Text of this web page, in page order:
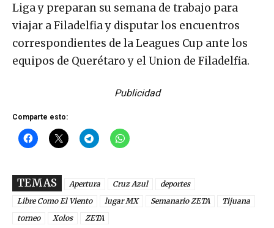
Liga y preparan su semana de trabajo para
viajar a Filadelfia y disputar los encuentros
correspondientes de la Leagues Cup ante los
equipos de Querétaro y el Union de Filadelfia.
Publicidad
Comparte esto:
TEMAS Apertura Cruz Azul
deportes
Libre Como El Viento
lugar MX Semanario ZETA
Tijuana
torneo
Xolos ZETA